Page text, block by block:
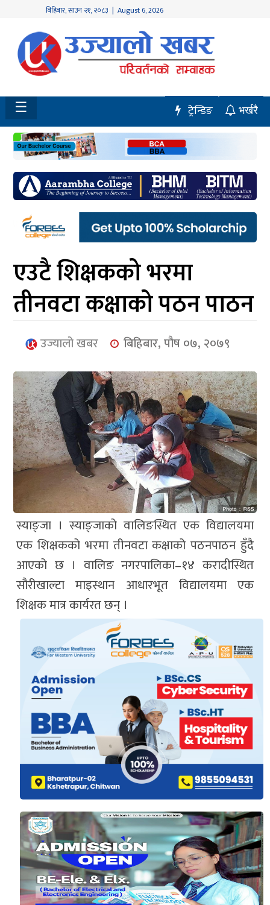
बिहिबार,साउन २१, २०८३ | August 6, 2026
होमपेज
नवलपुर
विशेष
मध्य
नेपाल
चितवन
सेरोफेरो
समाचार
आर्थिक
मनोरञ्जन
खेलकुद
प्रबास
युनिकोड
☰ भर्खरै
ट्रेन्डिङ
एउटै शिक्षकको भरमा
तीनवटा कक्षाको पठन पाठन
उज्यालो खबर बिहिबार, पौष ०७, २०७९
स्याङ्जा । स्याङ्जाको वालिङस्थित एक विद्यालयमा
एक शिक्षकको भरमा तीनवटा कक्षाको पठनपाठन हुँदै
आएको छ । वालिङ नगरपालिका–१४ करादीस्थित
सौरीखाल्टा माइस्थान आधारभूत विद्यालयमा एक
शिक्षक मात्र कार्यरत छन् ।